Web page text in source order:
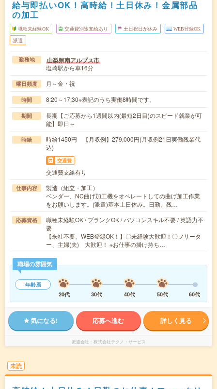
給与即払いOK！高時給！土日休み！金属部品
の加工
職種未経験OK 交通費別途支給あり 土日祝日が休み WEB登録OK
派遣
勤務地 山梨県南アルプス市
塩崎駅から車16分
曜日頻度 月～金・祝
時間 8:20～17:30※表記のうち実働8時間です。
期間
長期【ご応募から1週間以内(最短2日目)のスピード就業が可
能】即日～
時給
時給1450円 【月収例】279,000円(月収例21日実働残業代
込)
交通費
交通費支給有り
仕事内容
製造（組立・加工）
ベンダー、NC曲げ加工機をオペレートしての曲げ加工作業
をお願いします。(派遣)基本土日休み。日勤。残…
応募資格
職種未経験OK / ブランクOK / パソコンスキル不要 / 英語力不
要
【来社不要、WEB登録OK！】〇未経験大歓迎！〇フリータ
ー、主婦(夫) 大歓迎！ ※お仕事の掛け持ち…
職場の雰囲気
年齢層
20代
30代 40代 50代 60代
気になる! 応募へ進む 詳しく見る
派遣会社 株式会社テクノ・サービス
未読